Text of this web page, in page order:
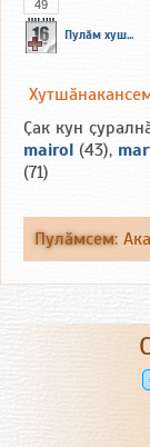
49
Пулӑм хуш...
Ҫак кун
mairol (43),
(71)
Пулӑмсем: Ака